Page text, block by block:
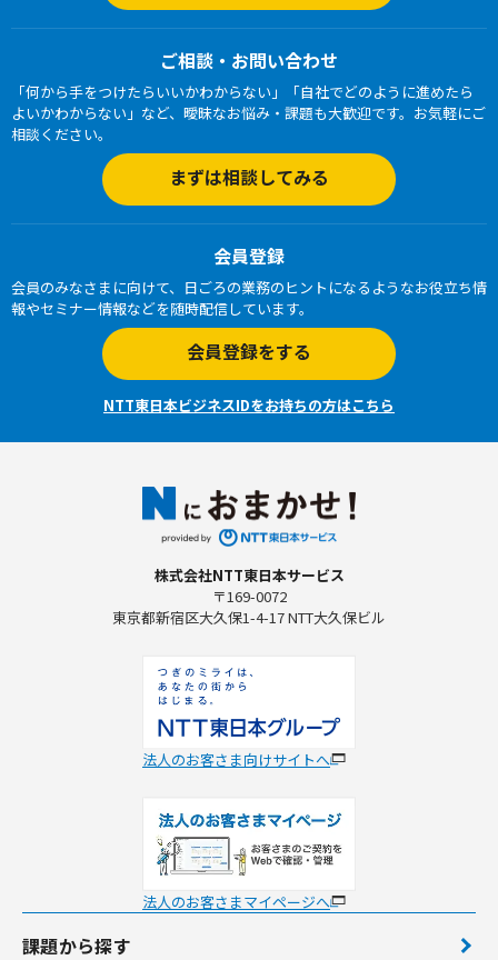
ご相談・お問い合わせ
「何から手をつけたらいいかわからない」「自社でどのように進めたら
よいかわからない」など、曖昧なお悩み・課題も大歓迎です。お気軽にご
相談ください。
まずは相談してみる
会員登録
会員のみなさまに向けて、日ごろの業務のヒントになるようなお役立ち情
報やセミナー情報などを随時配信しています。
会員登録をする
NTT東日本ビジネスIDをお持ちの方はこちら
株式会社NTT東日本サービス
〒169-0072
東京都新宿区大久保1-4-17 NTT大久保ビル
法人のお客さま向けサイトへ
法人のお客さまマイページへ
課題から探す